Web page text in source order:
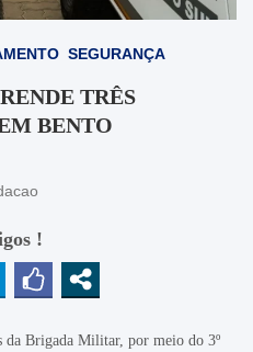
SEGURANÇA
TRÊS
BENTO
!
da Brigada Militar, por meio do 3º